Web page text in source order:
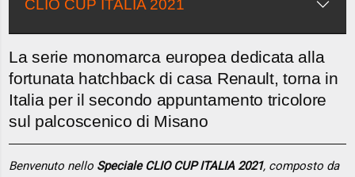
CLIO CUP ITALIA 2021
La serie monomarca europea dedicata alla
fortunata hatchback di casa Renault, torna in
Italia per il secondo appuntamento tricolore
sul palcoscenico di Misano
Benvenuto nello Speciale CLIO CUP ITALIA 2021, composto da